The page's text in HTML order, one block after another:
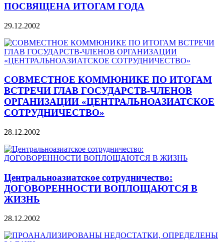
ПОСВЯЩЕНА ИТОГАМ ГОДА
29.12.2002
СОВМЕСТНОЕ КОММЮНИКЕ ПО ИТОГАМ
ВСТРЕЧИ ГЛАВ ГОСУДАРСТВ-ЧЛЕНОВ
ОРГАНИЗАЦИИ «ЦЕНТРАЛЬНОАЗИАТСКОЕ
СОТРУДНИЧЕСТВО»
28.12.2002
Центральноазиатское сотрудничество:
ДОГОВОРЕННОСТИ ВОПЛОЩАЮТСЯ В
ЖИЗНЬ
28.12.2002